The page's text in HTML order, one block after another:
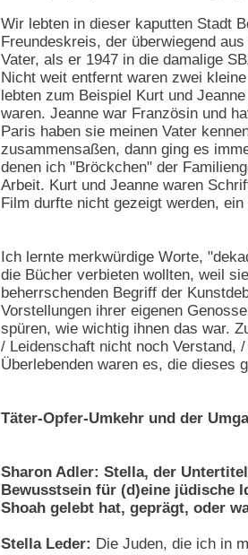
Wir lebten in dieser kaputten Stadt
Freundeskreis, der überwiegend
Vater, als er 1947 in die damalige
Nicht weit entfernt waren zwei
lebten zum Beispiel Kurt und
waren. Jeanne war Französin und
Paris haben sie meinen Vater
zusammensaßen, dann ging es
denen ich "Bröckchen" der
Arbeit. Kurt und Jeanne waren
Film durfte nicht gezeigt werden,
Ich lernte merkwürdige Worte,
die Bücher verbieten wollten, weil
beherrschenden Begriff der
Vorstellungen ihrer eigenen
spüren, wie wichtig ihnen das war.
/ Leidenschaft nicht noch Verstand,
Überlebenden waren es, die dieses
Täter-Opfer-Umkehr und der
Sharon Adler: Stella, der
Bewusstsein für (d)eine jüdische
Shoah gelebt hat, geprägt, oder
Stella Leder: Die Juden, die ich in